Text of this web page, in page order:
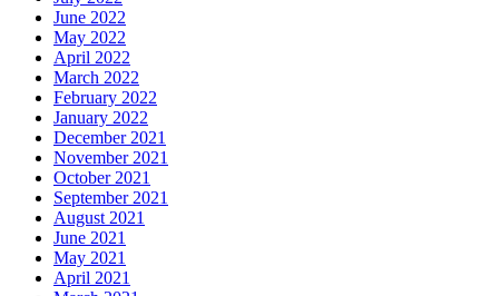
June 2022
May 2022
April 2022
March 2022
February 2022
January 2022
December 2021
November 2021
October 2021
September 2021
August 2021
June 2021
May 2021
April 2021